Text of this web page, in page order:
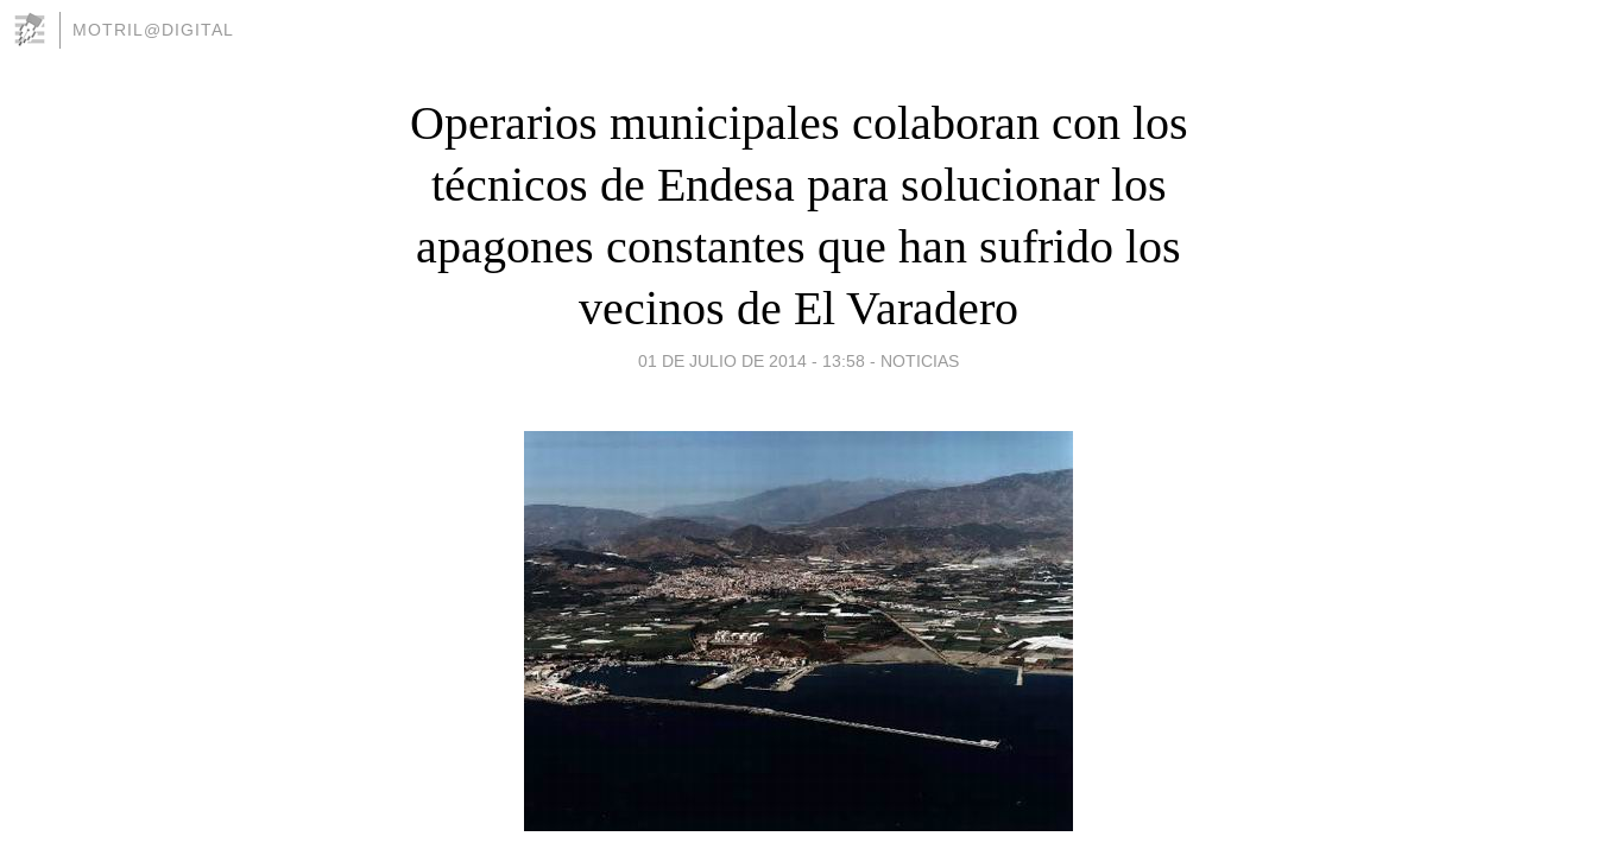
MOTRIL@DIGITAL
Operarios municipales colaboran con los
técnicos de Endesa para solucionar los
apagones constantes que han sufrido los
vecinos de El Varadero
01 DE JULIO DE 2014 - 13:58 - NOTICIAS